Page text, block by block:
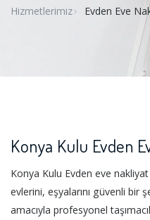
Hizmetlerimiz Evden Eve
Konya Kulu Evden
Konya Kulu Evden eve
evlerini, eşyalarını güvenli bir
amacıyla profesyonel